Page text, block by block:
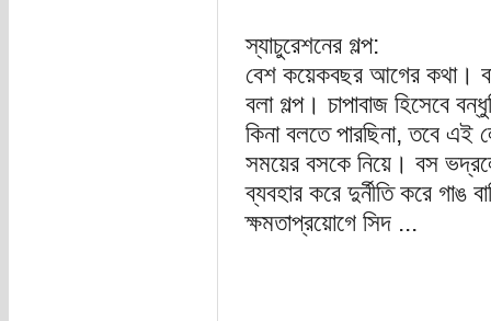
স্যাচুরেশনের গল্প:
বেশ কয়েকবছর আগের কথা।
বলা গল্প। চাপাবাজ হিসেবে
কিনা বলতে পারছিনা, তবে এই
সময়ের বসকে নিয়ে। বস
ব্যবহার করে দুর্নীতি করে গাঙ
ক্ষমতাপ্রয়োগে সিদ ...